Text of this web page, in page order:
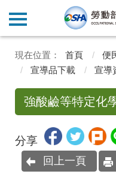
首頁 便
宣導品下載
宣導
強酸鹼等特定化
分享
回上一頁